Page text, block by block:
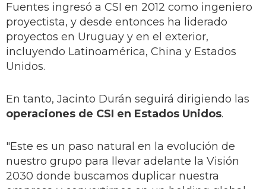
Fuentes ingresó a CSI en 2012 como ingeniero
proyectista, y desde entonces ha liderado
proyectos en Uruguay y en el exterior,
incluyendo Latinoamérica, China y Estados
Unidos.
En tanto, Jacinto Durán seguirá dirigiendo las
operaciones de CSI en Estados Unidos.
"Este es un paso natural en la evolución de
nuestro grupo para llevar adelante la Visión
2030 donde buscamos duplicar nuestra